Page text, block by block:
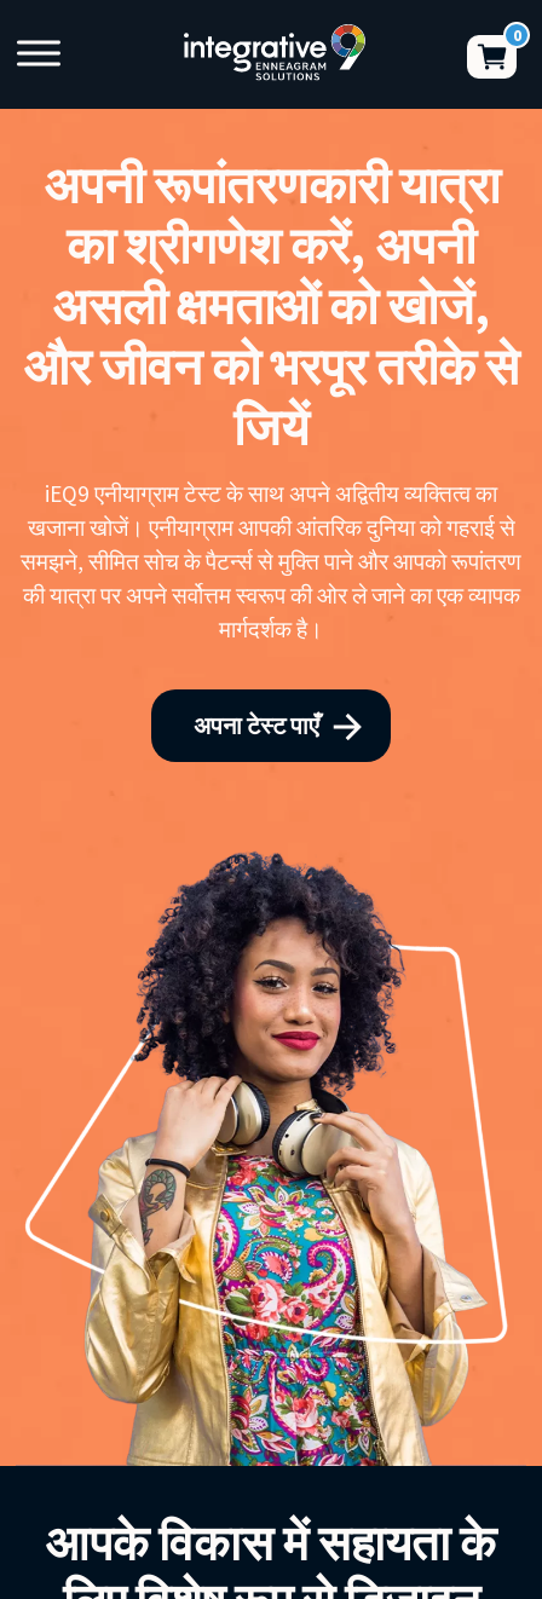
अपनी रूपांतरणकारी यात्रा
का श्रीगणेश करें, अपनी
असली क्षमताओं को खोजें,
और जीवन को भरपूर तरीके से
जियें
iEQ9 एनीयाग्राम टेस्ट के साथ अपने अद्वितीय व्यक्तित्व का
खजाना खोजें। एनीयाग्राम आपकी आंतरिक दुनिया को गहराई से
समझने, सीमित सोच के पैटर्न्स से मुक्ति पाने और आपको रूपांतरण
की यात्रा पर अपने सर्वोत्तम स्वरूप की ओर ले जाने का एक व्यापक
मार्गदर्शक है।
अपना टेस्ट पाएँ
आपके विकास में सहायता के